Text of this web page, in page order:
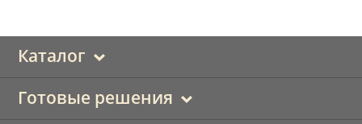
Каталог
Готовые решения